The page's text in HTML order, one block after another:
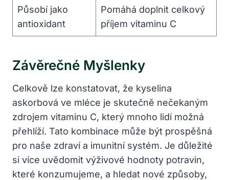
Působí jako
antioxidant
Pomáhá doplnit celkový
příjem vitaminu C
Závěrečné Myšlenky
Celkově lze konstatovat, že kyselina
askorbová ve mléce je skutečně nečekaným
zdrojem vitaminu C, který mnoho lidí možná
přehlíží. Tato kombinace může být prospěšná
pro naše zdraví a imunitní systém. Je důležité
si více uvědomit výživové hodnoty potravin,
které konzumujeme, a hledat nové způsoby,